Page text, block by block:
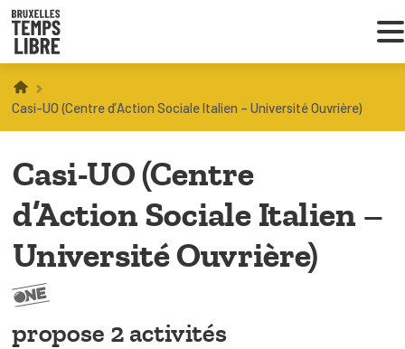
Trouver une activité
Casi-UO (Centre d’Action Sociale Italien – Université Ouvrière)
Casi-UO (Centre
d’Action Sociale Italien –
Université Ouvrière)
propose 2 activités